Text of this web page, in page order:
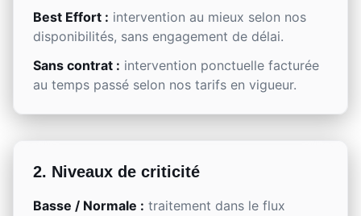
Best Effort : intervention au mieux selon nos
disponibilités, sans engagement de délai.
Sans contrat : intervention ponctuelle facturée
au temps passé selon nos tarifs en vigueur.
2. Niveaux de criticité
Basse / Normale : traitement dans le flux